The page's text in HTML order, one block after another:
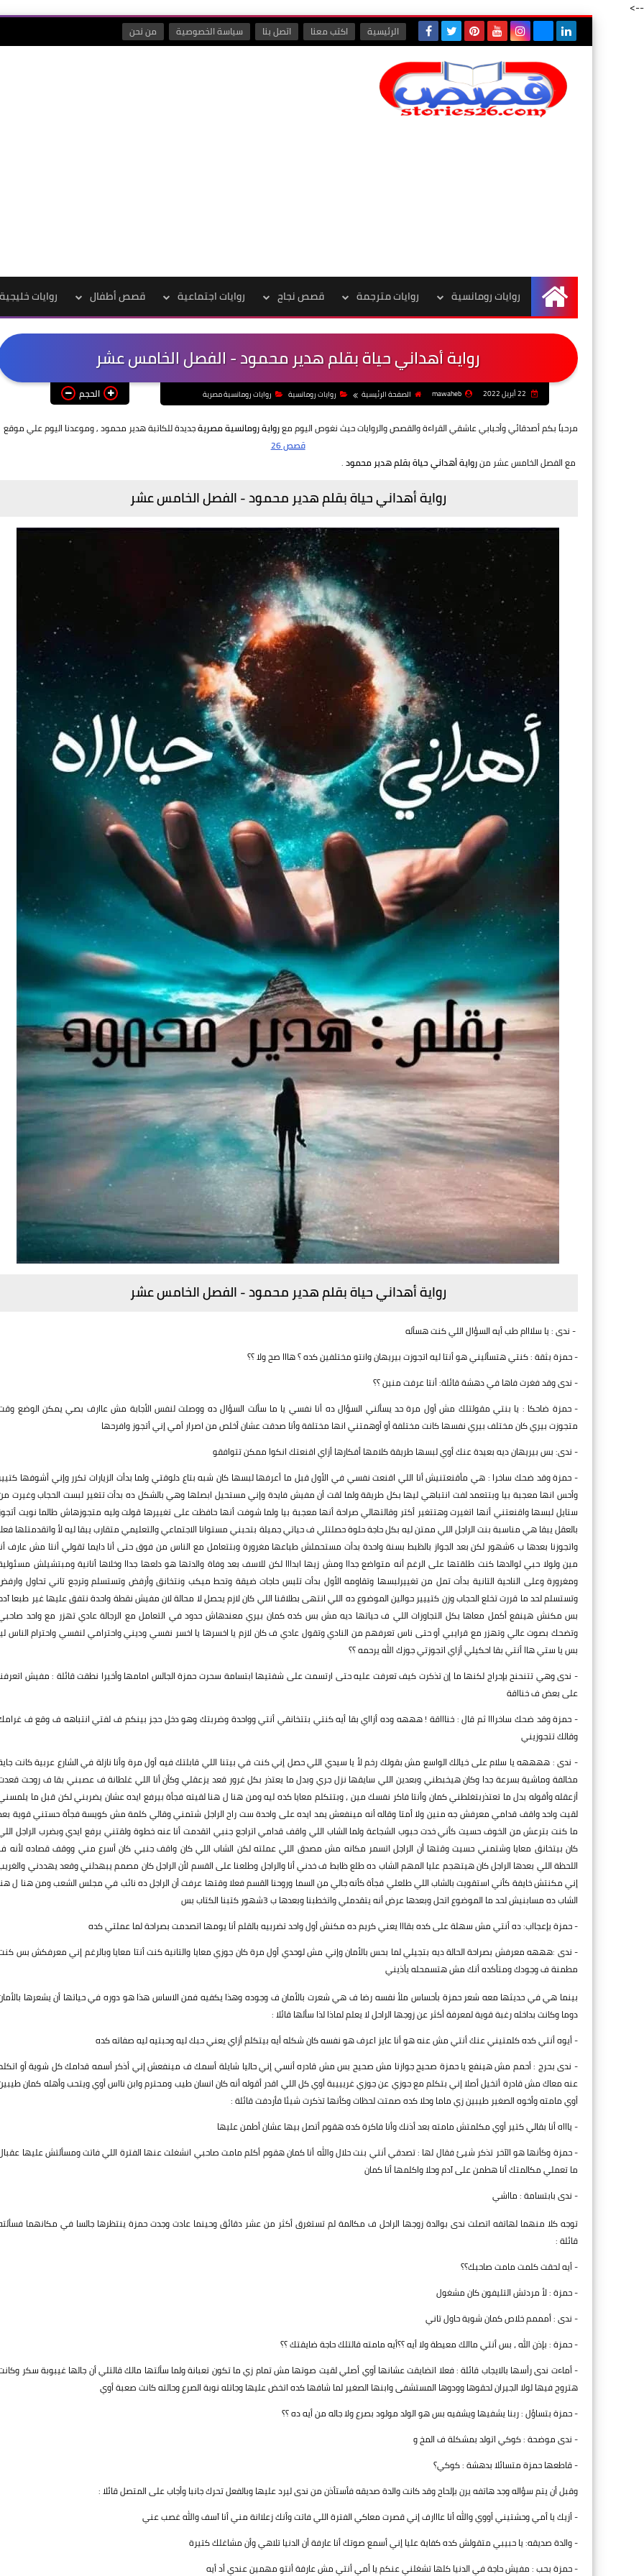
-->
الرئيسية اكتب معنا اتصل بنا سياسة الخصوصية من نحن
الرئيسية
روايات رومانسية روايات مترجمة قصص نجاح روايات اجتماعية قصص أطفال روايات خليجية
رواية أهداني حياة بقلم هدير محمود - الفصل الخامس عشر
mawaheb الصفحة الرئيسية روايات رومانسية روايات رومانسية مصرية الحجم
مرحباً بكم أصدقائي وأحبابي عاشقي القراءة والقصص والروايات حيث نغوص اليوم معرواية رومانسية مصريةجديدة للكاتبة هدير محمود, وموعدنا اليوم علي موقع
قصص 26
مع الفصل الخامس عشر منرواية أهداني حياة بقلم هدير محمود.
رواية أهداني حياة بقلم هدير محمود -الفصل الخامس عشر
رواية أهداني حياة بقلم هدير محمود - الفصل الخامس عشر
- ندى : يا سلااام طب أيه السؤال اللي كنت هسأله
- حمزة بثقة : كنتي هتسأليني هو أنتا ليه اتجوزت بيريهان وانتو مختلفين كده ؟ هااا صح ولا ؟؟
- ندى وقد فغرت فاها في دهشة قائلة: أنتا عرفت منين ؟؟
- حمزة ضاحكا : يا بنتي مقولتلك مش أول مرة حد يسألني السؤال ده أنا نفسي يا ما سألت السؤال ده ووصلت لنفس الأجابة مش عاارف بصي يمكن الوضع
متجوزت بيري كان مختلف بيري نفسها كانت مختلفة أو أوهمتني انها مختلفة وأنا صدقت عشان أخلص من اصرار أمي إني أتجوز وافرحها
- ندى: بس بيريهان ديه بعيدة عنك أوي لبسها طريقة كلامها أفكارها أزاي اقنعتك انكوا ممكن تتوافقو
- حمزة وقد ضحك ساخرا : هي مأقنعتنيش أنا اللي اقنعت نفسي في الأول قبل ما أعرفها لبسها كان شبه بتاع دلوقتي ولما بدأت الزيارات تكرر وإني أشوفها
وأحس انها معجبة بيا وبتتعمد لفت انتباهي ليها بكل طريقة ولما لقت أن مفيش فايدة وإني مستحيل ابصلها وهي بالشكل ده بدأت تتغير لبست الحجاب وغيرت
ستايل لبسها واقنعتني أنها اتغيرت وهتتغير أكتر وقالتهالي صراحة أنها معجبة بيا ولما شوفت أنها حافظت على تغييرها قولت وليه متجوزهاش طالما نويت
بالعقل يبقا هي مناسبة بنت الراجل اللي ممتن ليه بكل حاجة حلوة حصلتلي ف حياتي جميلة بتحبني مستوانا الاجتماعي والتعليمي متقارب يبقا ليه لأ واتقدمتلها
واتجوزنا بعدها ب 6شهور لكن بعد الجواز بالظبط بسنة واحدة بدأت مستحملش طباعها مغرورة وبتتعامل مع الناس من فوق حتى أنا دايما تقولي أنتا مش عارف
مين ولولا حبي لوالدها كنت طلقتها على الرغم أنه متواضع جداا ومش زيها ابدااا لكن للاسف بعد وفاة والدتها هو دلعها جداا وخلاها أنانية ومبتشيلش
ومغرورة وعلى الناحية التانية بدأت تمل من تغييرلبسها وتقاومه الأول بدأت تلبس حاجات ضيقة وتحط ميكب ونتخانق وأرفض وتستسلم وترجع تاني تحاول
وتستسلم لحد ما قررت تخلع الحجاب وزن كتييير حوالين الموضوع ده اللي انتهى بطلاقنا اللي كان لازم يحصل لا محالة لان مفيش نقطة واحدة نتفق عليها غير طبعا
بس مكنش هينفع أكمل معاها بكل التجاوزات اللي ف حياتها ديه مش بس كده كمان بيري معندهاش حدود في التعامل مع الرجالة عادي تهزر مع واحد
وتضحك بصوت عالي وتهزر مع قرايبي أو حتى ناس تعرفهم من النادي وتقول عادي ف كان لازم يا اخسرها يا اخسر نفسي وديني واحترامي لنفسي واحترام الناس
بس يا ستي هاا أنتي بقا احكيلي أزاي اتجوزتي جوزك الله يرحمه ؟؟
- ندى وهي تتنحنح بإحراج لكنها ما إن تذكرت كيف تعرفت عليه حتى ارتسمت على شفتيها ابتسامة سحرت حمزة الجالس امامها وأخيرا نطقت قائلة : مفيش
على بعض ف خنااقة
- حمزة وقد ضحك ساخرااا ثم قال : خناااقة ! هههه وده أزااي بقا أيه كنتي بتتخانقي أنتي وواحدة وضربتك وهو دخل حجز بينكم ف لفتي انتباهه ف وقع ف
وقالك تتجوزيني
- ندى : ههههه يا سلام على خيالك الواسع مش بقولك رخم لأ يا سيدي اللي حصل إني كنت في بيتنا اللي قابلتك فيه أول مرة وأنا نازلة في الشارع عربية كانت
مخالفة وماشية بسرعة جدا وكان هيخبطني وبعدين اللي سايقها نزل جري وبدل ما يعتذر بكل غرور قعد يزعقلي وكأن أنا اللي غلطانة ف عصبني بقا ف روحت
أزعقله وأقوله بدل ما تعتذربتغلطني كمان وأنتا فاكر نفسك مين ، وبتتكلم معايا كده ليه ومن هنا ل هنا لقيته فجأة بيرفع ايده عشان يضربني لكن قبل ما
لقيت واحد واقف قدامي معرفش جه منين ولا أمتا وقاله أنه مينفعش يمد ايده على واحدة ست راح الراجل شتمني وقالي كلمة مش كويسة فجأة حستني قوية
ما كنت بترعش من الخوف حسيت كأني خدت حبوب الشجاعة ولما الشاب اللي واقف قدامي اتراجع جنبي اتقدمت أنا عنه خطوة ولقتني برفع ايدي وبضرب الراجل
كان بيتخانق معايا وشتمني حسيت وقتها أن الراجل اتسمر مكانه مش مصدق اللي عملته لكن الشاب اللي كان واقف جنبي كان أسرع مني ووقف قصاده لأنه
اللحظة اللي بعدها الراجل كان هيتهجم عليا المهم الشاب ده طلع ظابط ف خدني أنا والراجل وطلعنا على القسم لأن الراجل كان مصمم يبهدلني وقعد يهددني
إني مكنتش خايفة كأني استقويت بالشاب اللي طلعلي فجأة كأنه جالي من السما وروحنا القسم فعلا وقتها عرفت أن الراجل ده نائب في مجلس الشعب ومن هنا ل
الشاب ده مسابنيش لحد ما الموضوع اتحل وبعدها عرض أنه يتقدملي واتخطبنا وبعدها ب 3شهور كتبنا الكتاب بس
- حمزة بإعجااب: ده أنتي مش سهلة على كده بقااا يعني كريم ده مكنش أول واحد تضربيه بالقلم أنا يومها اتصدمت بصراحة لما عملتي كده
- ندى :هههه معرفش بصراحة الحالة ديه بتجيلي لما بحس بالأمان وإني مش لوحدي أول مرة كان جوزي معايا والتانية كنت أنتا معايا وبالرغم إني معرفكش بس
مطمنة ف وجودك ومتأكده أنك مش هتسمحله يأذيني
بينما هي في حديثها معه شعر حمزة بأحساس ملأ نفسه رضا ف هي شعرت بالأمان ف وجوده وهذا يكفيه فمن الاساس هذا هو دوره في حياتها أن يشعرها
دوما وكانت بداخله رغبة قوية لمعرفة أكثر عن زوجها الراحل لا يعلم لماذا لذا سألها قائلا :
- أيوه أنتي كده كلمتيني عنك أنتي مش عنه هو أنا عايز اعرف هو نفسه كان شكله أيه بيتكلم أزاي يعني حبك ليه وحبتيه ليه صفاته كده
- ندى بحرج : أحمم مش هينفع يا حمزة صحيح جوازنا مش صحيح بس مش قادره أنسي إني حاليا شايلة أسمك ف مينفعش إني أذكر أسمه قدامك كل شوية أو
عنه معاك مش قادرة أتخيل أصلا إني بتكلم مع جوزي عن جوزي غريييبة أوي كل اللي اقدر أقوله أنه كان انسان طيب ومحترم وابن نااس أوي ويتحب وأهله كمان
أوي مامته وأخوه الصغير طيبين زي ماما وحلا كده صمتت لحظات وكأنها تذكرت شيئا فأردفت قائلة :
- ياااه أنا بقالي كتير أوي مكلمتش مامته بعد أذنك وأنا فاكرة كده هقوم أتصل بيها عشان أطمن عليها
- حمزة وكأنها هو الآخر تذكر شيئ فقال لها : تصدقي أنتي بنت حلال والله أنا كمان هقوم أكلم مامت صاحبي انشغلت عنها الفترة اللي فاتت ومسألتش عليها
ما تعملي مكالمتك أنا هطمن على آدم وحلا واكلمها أنا كمان
- ندى بابتسامة : مااشي
توجه كلا منهما لهاتفه اتصلت ندى بوالدة زوجها الراحل ف مكالمة لم تستغرق أكثر من عشر دقائق وحينما عادت وجدت حمزة ينتظرها جالسا في مكانهما
قائلة :
- أيه لحقت كلمت مامت صاحبك؟؟
- حمزة : لأ مردتش التليفون كان مشغول
- ندى : أمممم خلاص كمان شوية حاول تاني
- حمزة : بإذن الله ، بس أنتي ماالك معيطة ولا أيه ؟؟أيه مامته قالتلك حاجة ضايقتك ؟؟
- أماءت ندى رأسها بالايجاب قائلة : فعلا اتضايقت عشانها أوي أصلي لقيت صوتها مش تمام زي ما تكون تعبانة ولما سألتها مالك قالتلي أن جالها غيبوبة سكر
هتروح فيها لولا الجيران لحقوها وودوها المستشفى وابنها الصغير لما شافها كده اتخض عليها وجاتله نوبة الصرع وحالته كانت صعبة أوي
- حمزة بتساؤل : ربنا يشفيها ويشفيه بس هو الولد مولود بصرع ولا جاله من أيه ده ؟؟
- ندى موضحة : كوكي اتولد بمشكلة ف المخ و
- قاطعها حمزة متسائلا بدهشة : كوكي؟
وقبل أن يتم سؤاله وجد هاتفه يرن بإلحاح وقد كانت والدة صديقه فأستأذن من ندى ليرد عليها وبالفعل تحرك جانبا وأجاب على المتصل قائلا :
- أزيك يا أمي وحشتيني أووي والله أنا عااارف إني قصرت معاكي الفترة اللي فاتت وأنك زعلاانة مني أنا آسف والله غصب عني
- والدة صديقه: يا حبيبي متقولش كده كفاية عليا إني أسمع صوتك أنا عارفة أن الدنيا تلاهي وأن مشاغلك كتيرة
- حمزة بحب : مفيش حاجة في الدنيا كلها تشغلني عنكم يا أمي أنتي مش عارفة أنتو مهمين عندي أد أيه